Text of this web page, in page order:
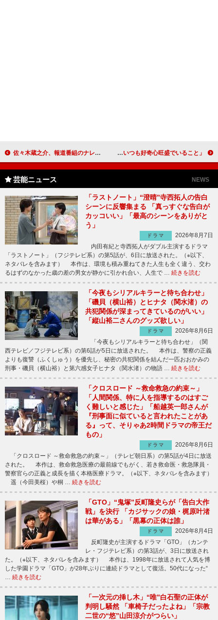
佐々木蔵之介、報道番組のナレーションに挑戦 「勉強というよりは楽しんで見ていただけたら」 真矢みき、“最も輝く４０代女性”に選ばれる 美の秘訣は「いつも好奇心旺盛でいること」
芸能ニュース NEWS
「ラストノート」“澄晴”寺西拓人の告白
シーンに反響集まる 「真っすぐな告白が
カッコいい」「最高のシーンをありがと
う」
ドラマ
2026年8月7日
内田有紀と寺西拓人がダブル主演するドラマ
「ラストノート」（フジテレビ系）の第5話が、6日に放送された。（※以下、
ネタバレを含みます） 本作は、環境も積み重ねてきた人生も全く違う、交わ
るはずのなかった歳の差の男女が静かに引かれ合い、人生で … 続きを読む
「今夜もシリアルキラーと待ち合わせ」
「磯貝（横山裕）とヒナタ（関水渚）の
共犯関係が深まってきているのがいい」
「縦山裕二さんのグッズ欲しい」
ドラマ
2026年8月6日
「今夜もシリアルキラーと待ち合わせ」（関
西テレビ／フジテレビ系）の第6話が5日に放送された。 本作は、警察の正義
よりも復讐（ふくしゅう）を優先し、秘密の共犯関係を結んだ一匹おおかみの
刑事・磯貝（横山裕）と第六感女子ヒナタ（関水渚）の物語 … 続きを読む
「クロスロード ～救命救急の約束～」
「人間関係、特に人を指導するのはすご
く難しいと感じた」「船越英一郎さんが
『刑事面に似ていると言われたことがあ
る』って、そりゃあ2時間ドラマの帝王だ
もの」
ドラマ
2026年8月6日
「クロスロード ～救命救急の約束～」（テレビ朝日系）の第5話が4日に放送
された。 本作は、救命救急医療の最前線でもがく、若き救命医・救急隊員・
警察官らの正義と成長を描く本格医療ドラマ。（※以下、ネタバレを含みます）
遥（今田美桜）や桐 … 続きを読む
「GTO」“鬼塚”反町隆史らが「告白大作
戦」を決行 「カジサックの娘・梶原叶渚
は華がある」「黒幕の正体は誰」
ドラマ
2026年8月4日
反町隆史が主演するドラマ「GTO」（カンテ
レ・フジテレビ系）の第3話が、3日に放送され
た。（※以下、ネタバレを含みます） 本作は、1998年に放送されて人気を博
した学園ドラマ「GTO」が28年ぶりに連続ドラマとして復活。50代になった“
続きを読む
「一次元の挿し木」“唯”白石聖の正体が
判明し騒然 「車椅子だったよね」「宗教
二世の“悠”山田涼介がつらい」